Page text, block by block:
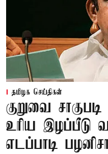
தமிழக செய்திகள்
குறுவை
உரிய இழப்பீடு
எடப்பாடி